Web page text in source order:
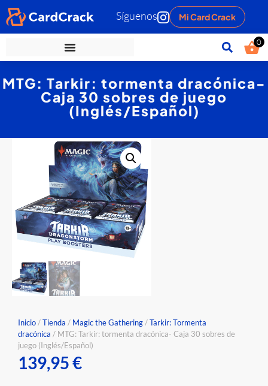
Síguenos Mi Card Crack
0
MTG: Tarkir: tormenta dracónica-
Caja 30 sobres de juego
(Inglés/Español)
Inicio/Tienda / Magic the Gathering/Tarkir: Tormenta
dracónica / MTG: Tarkir: tormenta dracónica- Caja 30 sobres de
juego (Inglés/Español)
139,95€